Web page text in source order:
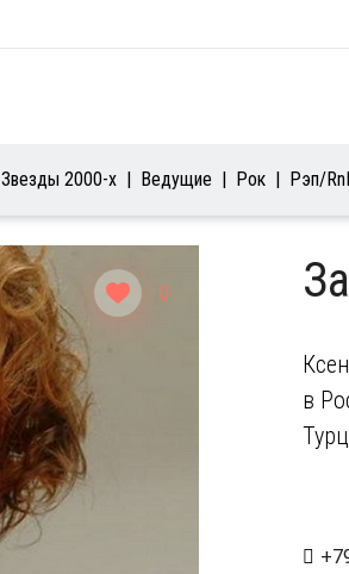
Звезды 2000-х Ведущие Рок Рэп/
0
в